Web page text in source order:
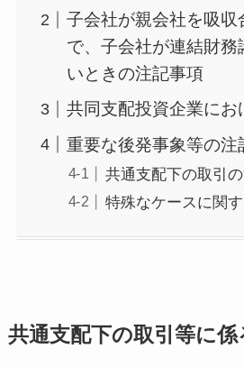
子会社が親会社を吸収
で、子会社が連結財務
いときの注記事項
共同支配投資企業にお
重要な後発事象等の注
共通支配下の取引
特殊なケースに関
共通支配下の取引等に係